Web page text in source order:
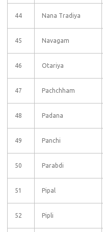
44 Nana Tradiya
45 Navagam
46 Otariya
47 Pachchham
48 Padana
49 Panchi
50 Parabdi
51 Pipal
52 Pipli